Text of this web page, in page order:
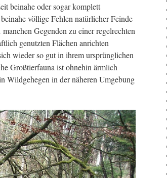
beinahe oder sogar komplett
völlige Fehlen natürlicher Feinde
Gegenden zu einer regelrechten
genutzten Flächen anrichten
wieder so gut in ihrem ursprünglichen
Großtierfauna ist ohnehin ärmlich
Wildgehegen in der näheren Umgebung